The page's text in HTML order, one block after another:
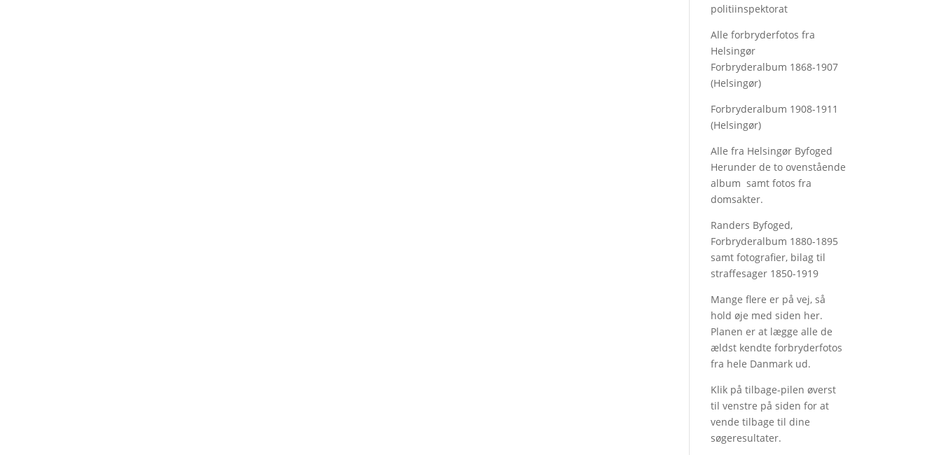
politiinspektorat
Alle forbryderfotos fra
Helsingør
Forbryderalbum 1868-1907
(Helsingør)
Forbryderalbum 1908-1911
(Helsingør)
Alle fra Helsingør Byfoged
Herunder de to ovenstående
album samt fotos fra
domsakter.
Randers Byfoged,
Forbryderalbum 1880-1895
samt fotografier, bilag til
straffesager 1850-1919
Mange flere er på vej, så
hold øje med siden her.
Planen er at lægge alle de
ældst kendte forbryderfotos
fra hele Danmark ud.
Klik på tilbage-pilen øverst
til venstre på siden for at
vende tilbage til dine
søgeresultater.